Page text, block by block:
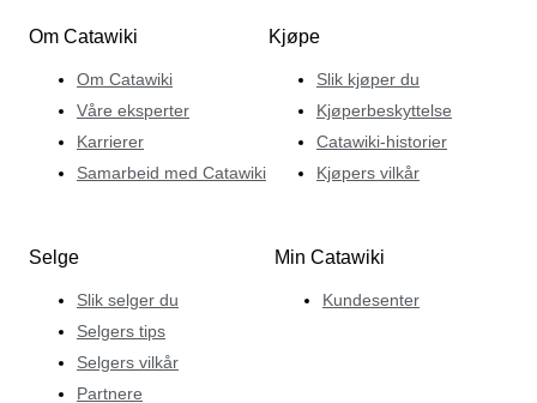
Om Catawiki
Om Catawiki
Våre eksperter
Karrierer
Samarbeid med Catawiki
Kjøpe
Slik kjøper du
Kjøperbeskyttelse
Catawiki-historier
Kjøpers vilkår
Selge
Slik selger du
Selgers tips
Selgers vilkår
Partnere
Min Catawiki
Kundesenter